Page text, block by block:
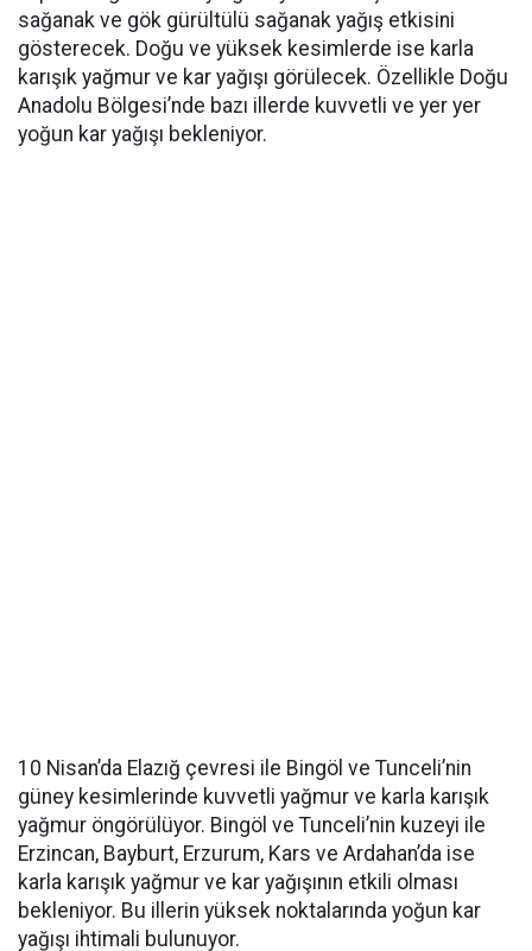
sağanak ve gök gürültülü sağanak yağış etkisini
gösterecek. Doğu ve yüksek kesimlerde ise karla
karışık yağmur ve kar yağışı görülecek. Özellikle Doğu
Anadolu Bölgesi’nde bazı illerde kuvvetli ve yer yer
yoğun kar yağışı bekleniyor.
10 Nisan’da Elazığ çevresi ile Bingöl ve Tunceli’nin
güney kesimlerinde kuvvetli yağmur ve karla karışık
yağmur öngörülüyor. Bingöl ve Tunceli’nin kuzeyi ile
Erzincan, Bayburt, Erzurum, Kars ve Ardahan’da ise
karla karışık yağmur ve kar yağışının etkili olması
bekleniyor. Bu illerin yüksek noktalarında yoğun kar
yağışı ihtimali bulunuyor.